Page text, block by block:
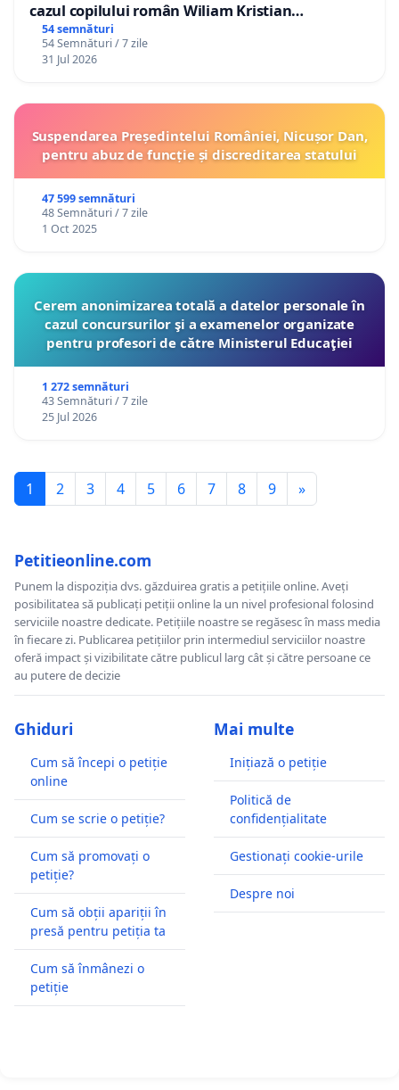
cazul copilului român Wiliam Kristian
Gheorghe, aflat în plasament în Danemarca de
12 ani
54 semnături
54 Semnături / 7 zile
31 Jul 2026
Suspendarea Președintelui României, Nicușor Dan,
pentru abuz de funcție și discreditarea statului
47 599 semnături
48 Semnături / 7 zile
1 Oct 2025
Cerem anonimizarea totală a datelor personale în
cazul concursurilor şi a examenelor organizate
pentru profesori de către Ministerul Educaţiei
1 272 semnături
43 Semnături / 7 zile
25 Jul 2026
1 2 3 4 5 6 7 8 9 »
Petitieonline.com
Punem la dispoziția dvs. găzduirea gratis a petițiile online. Aveți
posibilitatea să publicați petiții online la un nivel profesional folosind
serviciile noastre dedicate. Petițiile noastre se regăsesc în mass media
în fiecare zi. Publicarea petițiilor prin intermediul serviciilor noastre
oferă impact și vizibilitate către publicul larg cât și către persoane ce
au putere de decizie
Ghiduri
Cum să începi o petiție
online
Cum se scrie o petiție?
Cum să promovați o
petiție?
Cum să obții apariții în
presă pentru petiția ta
Cum să înmânezi o
petiție
Mai multe
Inițiază o petiție
Politică de
confidențialitate
Gestionați cookie-urile
Despre noi